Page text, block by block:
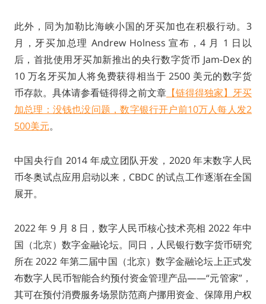
此外，同为加勒比海峡小国的牙买加也在积极行动。3
月，牙买加总理 Andrew Holness 宣布，4 月 1 日以
后，首批使用牙买加新推出的央行数字货币 Jam-Dex 的
10 万名牙买加人将免费获得相当于 2500 美元的数字货
币存款。具体请参看链得得之前文章 【链得得独家】牙买
加总理：没钱也没问题，数字银行开户前10万人每人发2
500美元。
中国央行自 2014 年成立团队开发，2020 年末数字人民
币冬奥试点应用启动以来，CBDC 的试点工作逐渐在全国
展开。
2022 年 9 月 8 日，数字人民币核心技术亮相 2022 年中
国（北京）数字金融论坛。同日，人民银行数字货币研究
所在 2022 年第二届中国（北京）数字金融论坛上正式发
布数字人民币智能合约预付资金管理产品——“元管家”，
其可在预付消费服务场景防范商户挪用资金、保障用户权